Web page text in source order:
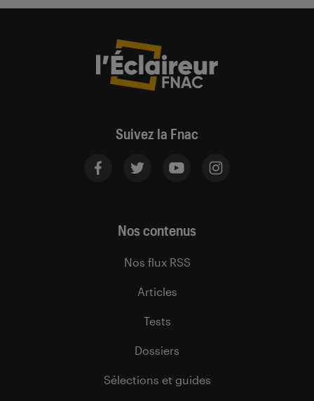
Suivez la Fnac
Nos contenus
Nos flux RSS
Articles
Tests
Dossiers
Sélections et guides